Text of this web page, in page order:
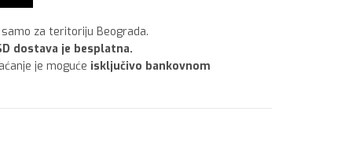
za teritoriju Beograda.
dostava je besplatna.
je moguće isključivo bankovnom